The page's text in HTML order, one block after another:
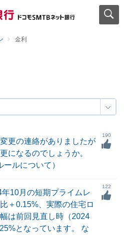
金利
更の連絡がありましたが
になるのでしょうか。
ールについて）
190
年10月の短期プライムレ
＋0.15%、実際の住宅ロ
は前回見直し時（2024
となっています。 な
122